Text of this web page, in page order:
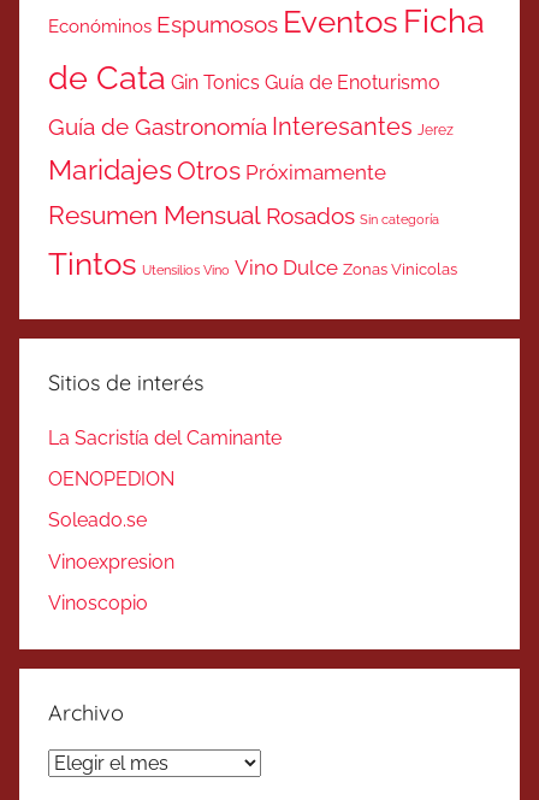
Económinos Espumosos Eventos Ficha
de Cata Gin Tonics Guía de Enoturismo
Guía de Gastronomía Interesantes Jerez
MaridajesOtros Próximamente
Resumen Mensual Rosados Sin categoría
Tintos Utensilios Vino Vino Dulce Zonas Vinicolas
Sitios de interés
La Sacristía del Caminante
OENOPEDION
Soleado.se
Vinoexpresion
Vinoscopio
Archivo
Archivo